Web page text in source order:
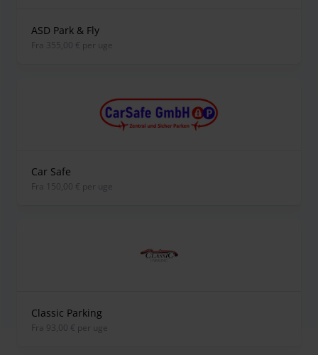
ASD Park & Fly
fra 355,00 € per uge
Car Safe
fra 150,00 € per uge
Classic Parking
fra 93,00 € per uge